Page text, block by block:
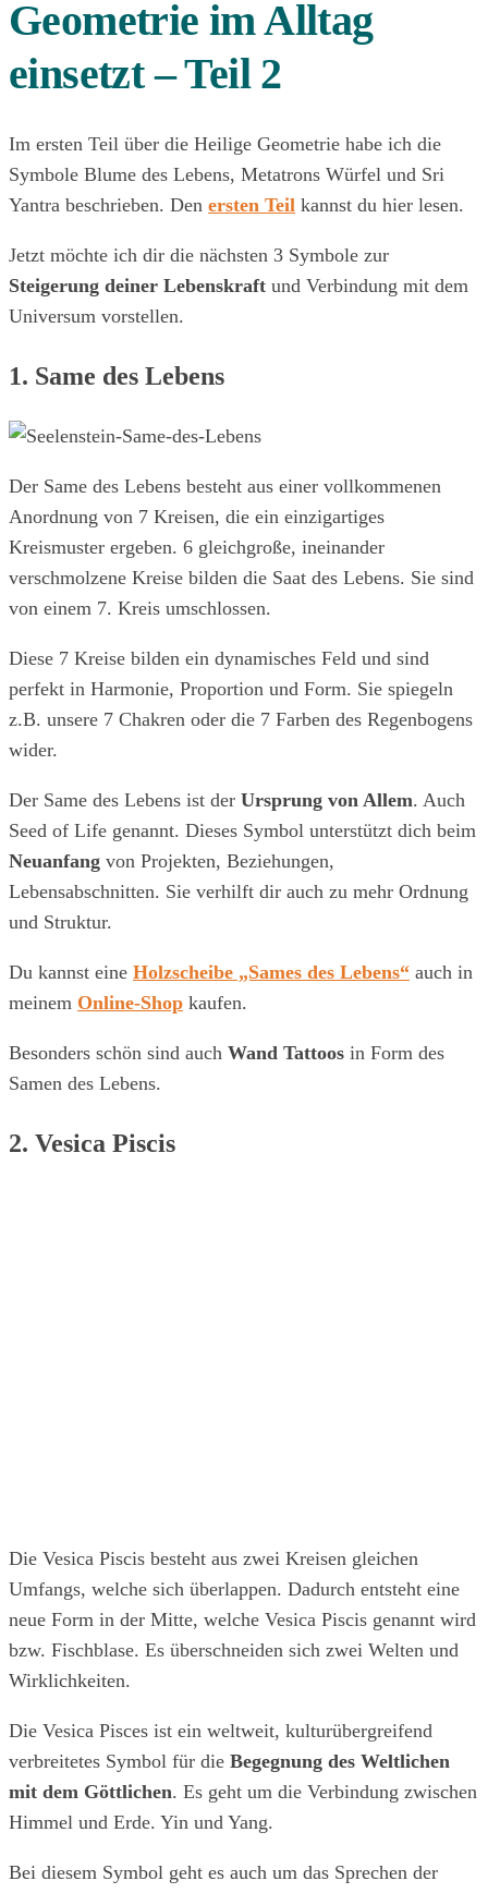
Geometrie im Alltag
einsetzt – Teil 2
Im ersten Teil über die Heilige Geometrie habe ich die
Symbole Blume des Lebens, Metatrons Würfel und Sri
Yantra beschrieben. Den ersten Teil kannst du hier lesen.
Jetzt möchte ich dir die nächsten 3 Symbole zur
Steigerung deiner Lebenskraft und Verbindung mit dem
Universum vorstellen.
1. Same des Lebens
Der Same des Lebens besteht aus einer vollkommenen
Anordnung von 7 Kreisen, die ein einzigartiges
Kreismuster ergeben. 6 gleichgroße, ineinander
verschmolzene Kreise bilden die Saat des Lebens. Sie sind
von einem 7. Kreis umschlossen.
Diese 7 Kreise bilden ein dynamisches Feld und sind
perfekt in Harmonie, Proportion und Form. Sie spiegeln
z.B. unsere 7 Chakren oder die 7 Farben des Regenbogens
wider.
Der Same des Lebens ist der Ursprung von Allem. Auch
Seed of Life genannt. Dieses Symbol unterstützt dich beim
Neuanfang von Projekten, Beziehungen,
Lebensabschnitten. Sie verhilft dir auch zu mehr Ordnung
und Struktur.
Du kannst eine Holzscheibe „Sames des Lebens“ auch in
meinem Online-Shop kaufen.
Besonders schön sind auch Wand Tattoos in Form des
Samen des Lebens.
2. Vesica Piscis
Die Vesica Piscis besteht aus zwei Kreisen gleichen
Umfangs, welche sich überlappen. Dadurch entsteht eine
neue Form in der Mitte, welche Vesica Piscis genannt wird
bzw. Fischblase. Es überschneiden sich zwei Welten und
Wirklichkeiten.
Die Vesica Pisces ist ein weltweit, kulturübergreifend
verbreitetes Symbol für die Begegnung des Weltlichen
mit dem Göttlichen. Es geht um die Verbindung zwischen
Himmel und Erde. Yin und Yang.
Bei diesem Symbol geht es auch um das Sprechen der